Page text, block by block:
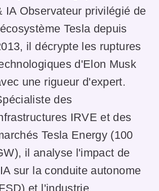
IA Observateur privilégié de
Tesla depuis
il décrypte les ruptures
d'Elon Musk
une rigueur d'expert.
des
IRVE et des
Tesla Energy (100
il analyse l'impact de
sur la conduite autonome
et l'industrie